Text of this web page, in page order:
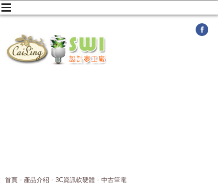
首頁 產品介紹 3C資訊軟硬體 中古筆電